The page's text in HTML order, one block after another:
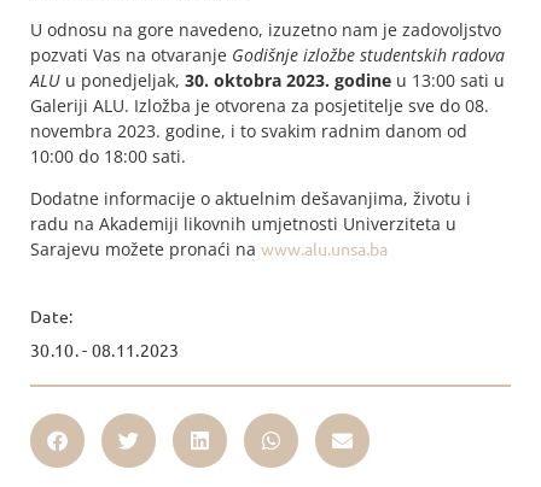
U odnosu na gore navedeno, izuzetno nam je zadovoljstvo
pozvati Vas na otvaranje Godišnje izložbe studentskih radova
ALU u ponedjeljak, 30. oktobra 2023. godine u 13:00 sati u
Galeriji ALU. Izložba je otvorena za posjetitelje sve do 08.
novembra 2023. godine, i to svakim radnim danom od
10:00 do 18:00 sati.
Dodatne informacije o aktuelnim dešavanjima, životu i
radu na Akademiji likovnih umjetnosti Univerziteta u
Sarajevu možete pronaći na www.alu.unsa.ba
Date:
30.10. - 08.11.2023